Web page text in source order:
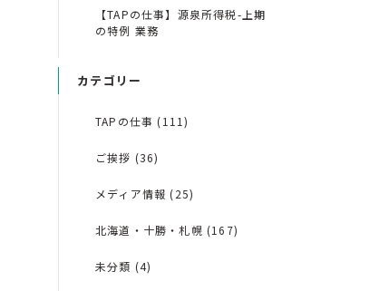
【TAPの仕事】源泉所得税-上期
の特例 業務
カテゴリー
TAPの仕事 (111)
ご挨拶 (36)
メディア情報 (25)
北海道・十勝・札幌 (167)
未分類 (4)